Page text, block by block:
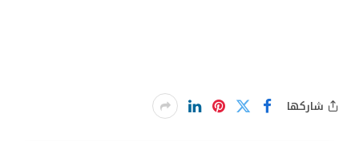
شاركها